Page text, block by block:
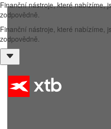
Finanční nástroje, které nabízíme,
zodpovědně.
Finanční nástroje, které nabízíme,
zodpovědně.